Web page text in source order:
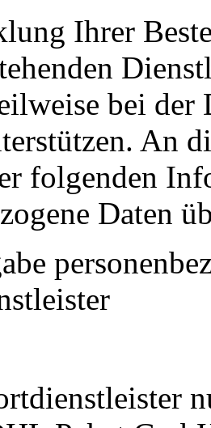
Ihrer
bei der
An
folgenden
Daten